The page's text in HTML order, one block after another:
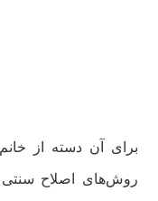
برای آن دسته از
روش‌های اصلاح سنتی